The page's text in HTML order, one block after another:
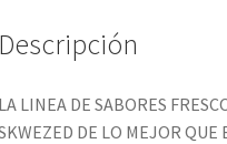
Descripción
LA LINEA DE SABORES
DE LO MEJOR QUE